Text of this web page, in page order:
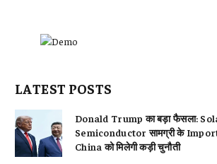
LATEST POSTS
Donald Trump का बड़ा फैसला:
Semiconductor सामग्री के
China को मिलेगी कड़ी चुनौती